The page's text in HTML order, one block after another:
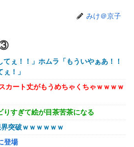
ｗｗｗ
覚ｗｗｗ
殺されたオッサン、めちゃめちゃ苦し
ぎて炎上するｗｗｗｗ
タンクトップがはち切れそうなくら
ｗｗｗｗｗ
みけ＠京子
③
ぇ！！」ホムラ「もういやぁあ！！
！」
カート丈がもうめちゃくちゃｗｗｗｗ
りすぎて絵が目茶苦茶になる
突破ｗｗｗｗｗｗ
登場